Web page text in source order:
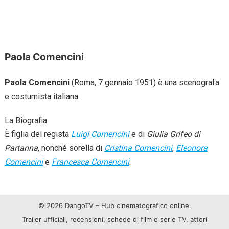
Paola Comencini
Paola Comencini(Roma, 7 gennaio 1951) è una scenografa
e costumista italiana.
La Biografia
È figlia del regista Luigi Comencinie di Giulia Grifeo di
Partanna, nonché sorella di Cristina Comencini, Eleonora
Comencinie Francesca Comencini.
© 2026 DangoTV – Hub cinematografico online.
Trailer ufficiali, recensioni, schede di film e serie TV, attori